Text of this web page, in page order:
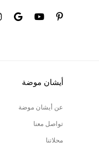
أيشان موضة
عن أيشان موضة
تواصل معنا
محلاتنا